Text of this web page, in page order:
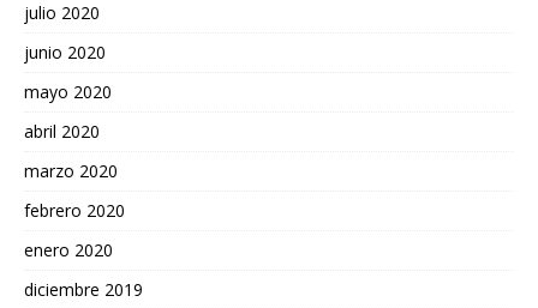
julio 2020
junio 2020
mayo 2020
abril 2020
marzo 2020
febrero 2020
enero 2020
diciembre 2019